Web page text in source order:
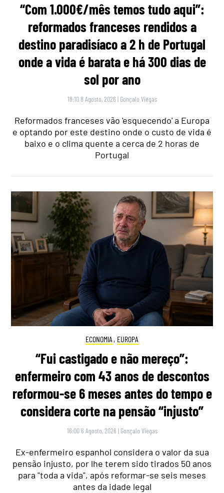
“Com 1.000€/mês temos tudo aqui”:
reformados franceses rendidos a
destino paradisíaco a 2 h de Portugal
onde a vida é barata e há 300 dias de
sol por ano
18:10 8 Agosto, 2026 | Gonçalo Viegas
Reformados franceses vão 'esquecendo' a Europa
e optando por este destino onde o custo de vida é
baixo e o clima quente a cerca de 2 horas de
Portugal
ECONOMIA , EUROPA
“Fui castigado e não mereço”:
enfermeiro com 43 anos de descontos
reformou-se 6 meses antes do tempo e
considera corte na pensão “injusto”
16:00 6 Agosto, 2026 | Gonçalo Viegas
Ex-enfermeiro espanhol considera o valor da sua
pensão injusto, por lhe terem sido tirados 50 anos
para "toda a vida", após reformar-se seis meses
antes da idade legal